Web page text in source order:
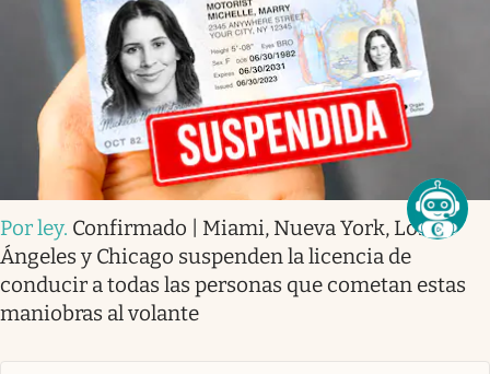
Por ley. Confirmado | Miami, Nueva York, Los
Ángeles y Chicago suspenden la licencia de
conducir a todas las personas que cometan estas
maniobras al volante